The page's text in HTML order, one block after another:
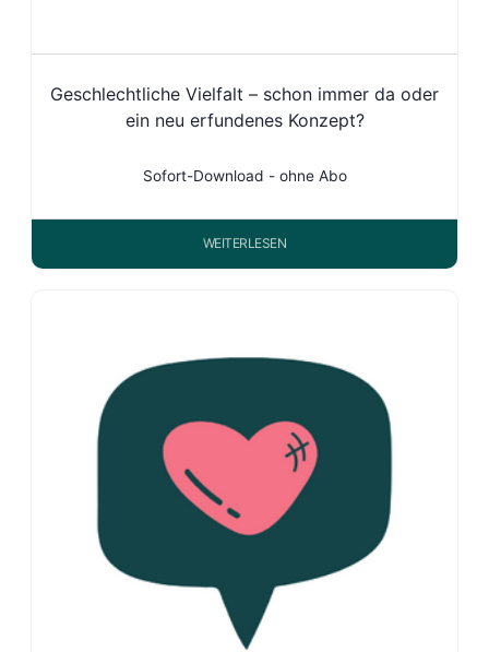
Geschlechtliche Vielfalt – schon immer da oder
ein neu erfundenes Konzept?
Sofort-Download - ohne Abo
WEITERLESEN